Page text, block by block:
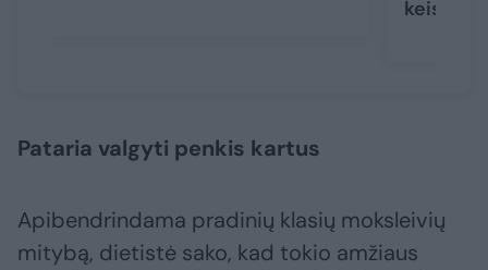
keisti
Pataria valgyti penkis kartus
Apibendrindama pradinių klasių moksleivių
mitybą, dietistė sako, kad tokio amžiaus